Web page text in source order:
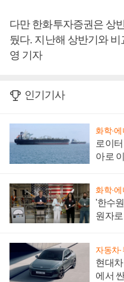
다만 한화투자증권은 상
뒀다. 지난해 상반기와
영 기자
인기기사
화학·에
로이
아로
화학·에
'한수
원자
자동차
현대
에서